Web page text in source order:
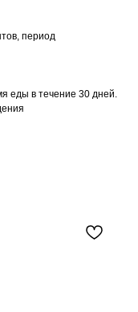
период
еды в течение 30 дней.